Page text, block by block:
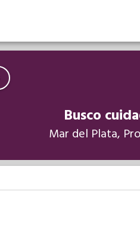
Busco
Mar del Plata,